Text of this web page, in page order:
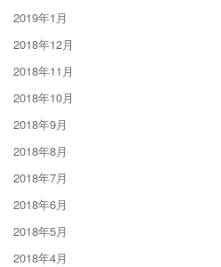
2019年1月
2018年12月
2018年11月
2018年10月
2018年9月
2018年8月
2018年7月
2018年6月
2018年5月
2018年4月